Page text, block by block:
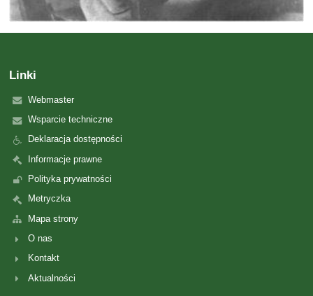
Linki
Webmaster
Wsparcie techniczne
Deklaracja dostępności
Informacje prawne
Polityka prywatności
Metryczka
Mapa strony
O nas
Kontakt
Aktualności